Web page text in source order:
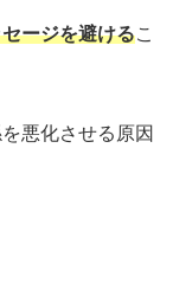
ージを避けるこ
悪化させる原因